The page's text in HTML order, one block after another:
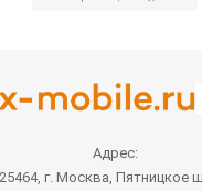
Адрес:
г. Москва, Пятницкое